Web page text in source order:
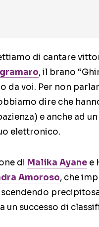
di cantare
, il brano
da voi. Per non
dire che
e anche ad
elettronico.
di Malika Ayane e
Amoroso, che
un successo di